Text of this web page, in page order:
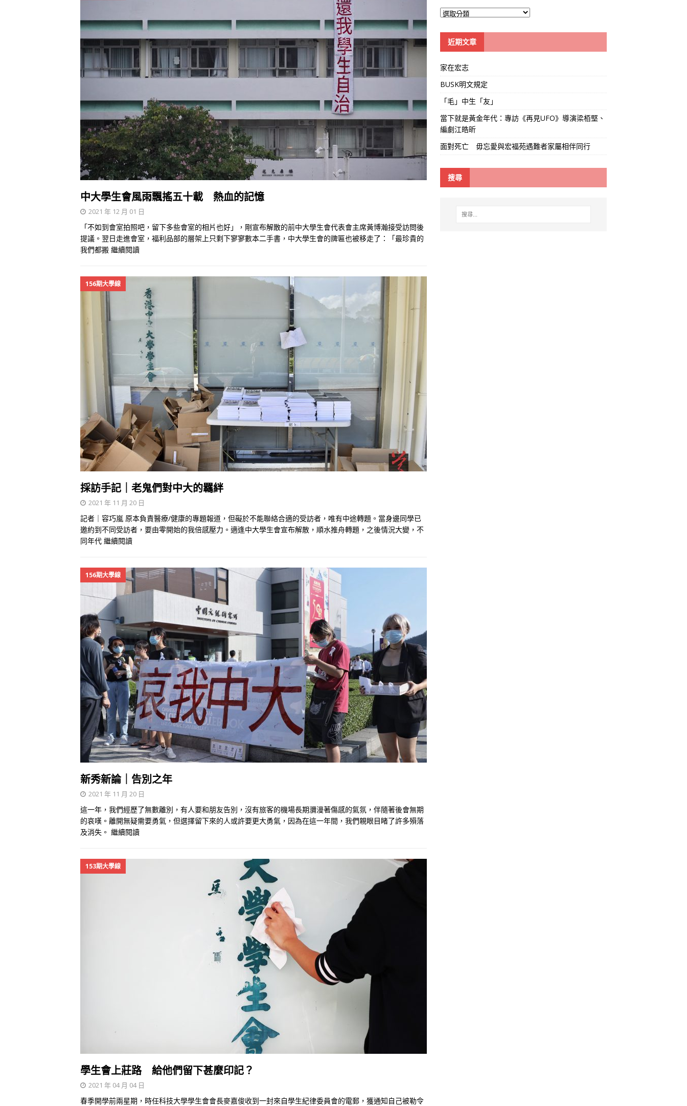
中大學生會風雨飄搖五十載 熱血的記憶
2021 年 12 月 01 日
「不如到會室拍照吧，留下多些會室的相片也好」，剛宣布解散的前中大學生會代表會主席黃博瀚接受訪問後
提議。翌日走進會室，福利品部的層架上只剩下寥寥數本二手書，中大學生會的牌匾也被移走了：「最珍貴的
我們都搬 繼續閱讀
156期大學線
採訪手記｜老鬼們對中大的羈絆
2021 年 11 月 20 日
記者｜容巧嵐 原本負責醫療/健康的專題報道，但礙於不能聯絡合適的受訪者，唯有中途轉題。當身邊同學已
邀約到不同受訪者，要由零開始的我倍感壓力。適逢中大學生會宣布解散，順水推舟轉題，之後情況大變，不
同年代 繼續閱讀
156期大學線
新秀新論｜告別之年
2021 年 11 月 20 日
這一年，我們經歷了無數離別，有人要和朋友告別，沒有旅客的機場長期瀰漫著傷感的氣氛，伴隨著後會無期
的哀嘆。離開無疑需要勇氣，但選擇留下來的人或許要更大勇氣，因為在這一年間，我們親眼目睹了許多殞落
及消失。 繼續閱讀
153期大學線
學生會上莊路 給他們留下甚麼印記？
2021 年 04 月 04 日
春季開學前兩星期，時任科技大學學生會會長麥嘉俊收到一封來自學生紀律委員會的電郵，獲通知自己被勒令
大
線
近期文章
家在宏志
BUSK明文規定
「毛」中生「友」
當下就是黃金年代：專訪《再見UFO》導演梁栢堅、
編劇江皓昕
面對死亡 毋忘愛與宏福苑遇難者家屬相伴同行
搜尋